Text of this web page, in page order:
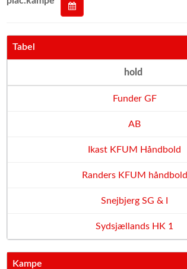
Tabel
hold
Funder GF
AB
Ikast KFUM Håndbold
Randers KFUM håndbold
Snejbjerg SG & I
Sydsjællands HK 1
Kampe